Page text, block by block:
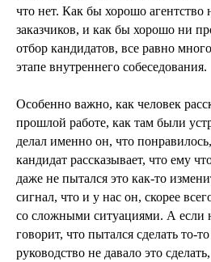
что нет. Как бы хорошо агентство
заказчиков, и как бы хорошо ни
отбор кандидатов, все равно
этапе внутреннего собеседования.
Особенно важно, как человек
прошлой работе, как там были
делал именно он, что
кандидат рассказывает, что ему
даже не пытался это как-то
сигнал, что и у нас он, скорее
со сложными ситуациями. А если
говорит, что пытался сделать то-
руководство не давало это